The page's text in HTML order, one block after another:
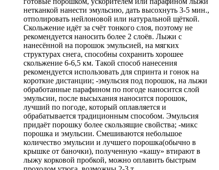
нетканкой нанести эмульсию, дать высохнуть 3-5 мин.,
отполировать нейлоновой или натуральной щёткой.
Скольжение идёт за счёт тонкого слоя, поэтому не
рекомендуется наносить более 2 слоёв. Лыжи с
нанесённой на порошок эмульсией, на мягких
структурах снега, способны сохранить хорошее
скольжение 6-6,5 км. Такой способ нанесения
рекомендуется использовать для спринта и гонок на
короткие дистанции; -эмульсия под порошок, на лыжи
обработанные парафином по погоде наносится слой
эмульсии, после высыхания наносится порошок,
лучший по погоде, который оплавляется и
обрабатывается традиционным способом. Эмульсия
придаёт порошку более скользящие свойства; -микс
порошка и эмульсии. Смешиваются небольшое
количество эмульсии и лучшего порошка(обычно в
крышке от баночки), полученную «кашу» втирают в
лыжу корковой пробкой, можно оплавить быстрым